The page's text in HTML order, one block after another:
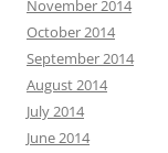
November 2014
October 2014
September 2014
August 2014
July 2014
June 2014